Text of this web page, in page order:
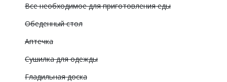
Все необходимое для приготовления еды
Обеденный стол
Аптечка
Сушилка для одежды
Гладильная доска